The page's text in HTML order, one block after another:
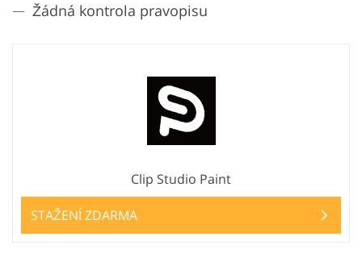
Žádná kontrola pravopisu
Clip Studio Paint
STAŽENÍ ZDARMA